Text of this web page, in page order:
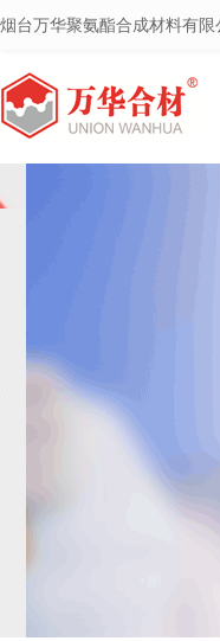
烟台万华聚氨酯合成材料有限